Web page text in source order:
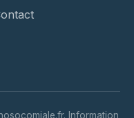
Information